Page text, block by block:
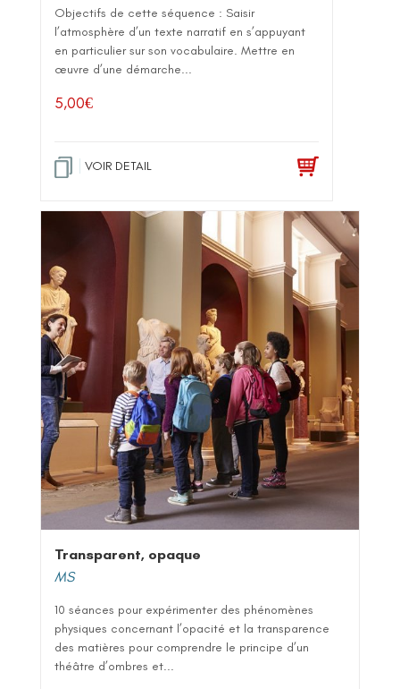
Objectifs de cette séquence : Saisir
l’atmosphère d’un texte narratif en s’appuyant
en particulier sur son vocabulaire. Mettre en
œuvre d’une démarche...
5,00€
VOIR DETAIL
Transparent, opaque
MS
10 séances pour expérimenter des phénomènes
physiques concernant l’opacité et la transparence
des matières pour comprendre le principe d’un
théâtre d’ombres et...